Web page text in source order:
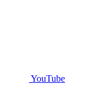
YouTube